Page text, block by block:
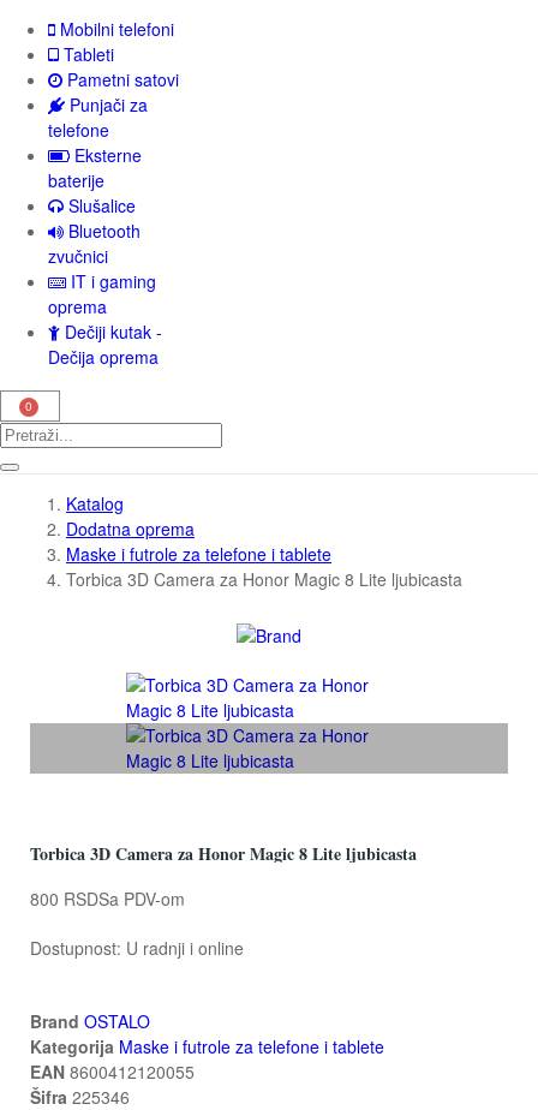
Mobilni telefoni
Tableti
Pametni satovi
Punjači za
telefone
Eksterne
baterije
Slušalice
Bluetooth
zvučnici
IT i gaming
oprema
Dečiji kutak -
Dečija oprema
Katalog
Dodatna oprema
Maske i futrole za telefone i tablete
Torbica 3D Camera za Honor Magic 8 Lite ljubicasta
Torbica 3D Camera za Honor Magic 8 Lite ljubicasta
800 RSDSa PDV-om
Dostupnost: U radnji i online
Brand OSTALO
Kategorija Maske i futrole za telefone i tablete
EAN 8600412120055
Šifra 225346